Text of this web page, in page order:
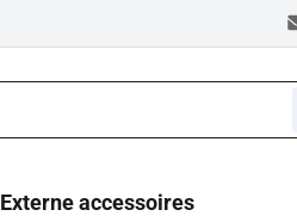
Externe accessoires